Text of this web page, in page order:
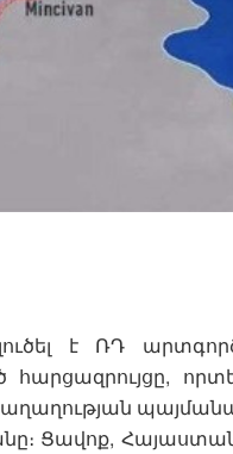
է ՌԴ
հարցազրույցը,
Ցավոք,